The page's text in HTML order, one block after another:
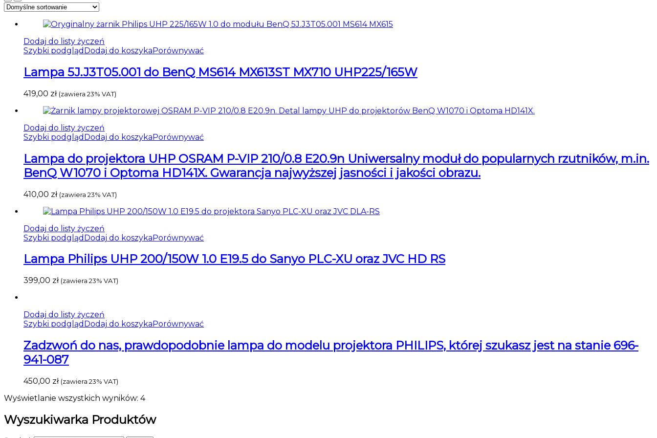
Dodaj do listy życzeń
Szybki podgląd Dodaj do koszykaPorównywać
Lampa 5J.J3T05.001 do BenQ MS614 MX613ST MX710 UHP225/165W
419,00 zł (zawiera 23% VAT)
Dodaj do listy życzeń
Szybki podgląd Dodaj do koszykaPorównywać
Lampa do projektora UHP OSRAM P-VIP 210/0.8 E20.9n Uniwersalny moduł do popularnych rzutników, m.in.
BenQ W1070 i Optoma HD141X. Gwarancja najwyższej jasności i jakości obrazu.
410,00 zł (zawiera 23% VAT)
Dodaj do listy życzeń
Szybki podgląd Dodaj do koszykaPorównywać
Lampa Philips UHP 200/150W 1.0 E19.5 do Sanyo PLC-XU oraz JVC HD RS
399,00 zł (zawiera 23% VAT)
Dodaj do listy życzeń
Szybki podgląd Dodaj do koszyka Porównywać
Zadzwoń do nas, prawdopodobnie lampa do modelu projektora PHILIPS, której szukasz jest na stanie 696-
941-087
450,00 zł (zawiera 23% VAT)
Wyświetlanie wszystkich wyników: 4
Wyszukiwarka Produktów